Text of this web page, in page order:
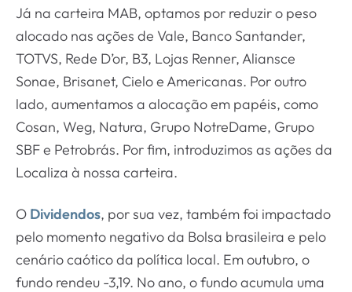
Já na carteira MAB, optamos por reduzir o peso
alocado nas ações de Vale, Banco Santander,
TOTVS, Rede D’or, B3, Lojas Renner, Aliansce
Sonae, Brisanet, Cielo e Americanas. Por outro
lado, aumentamos a alocação em papéis, como
Cosan, Weg, Natura, Grupo NotreDame, Grupo
SBF e Petrobrás. Por fim, introduzimos as ações da
Localiza à nossa carteira.
O Dividendos, por sua vez, também foi impactado
pelo momento negativo da Bolsa brasileira e pelo
cenário caótico da política local. Em outubro, o
fundo rendeu -3,19. No ano, o fundo acumula uma